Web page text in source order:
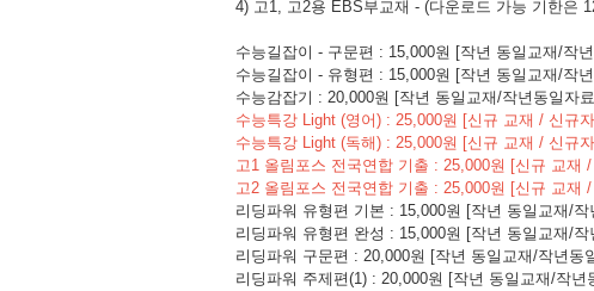
4) 고1, 고2용 EBS부교재 - (다운로드 가능 기한은
수능길잡이 - 구문편 : 15,000원 [작년 동일교재/작
수능길잡이 - 유형편 : 15,000원 [작년 동일교재/작
수능감잡기 : 20,000원 [작년 동일교재/작년동일자
수능특강 Light (영어) : 25,000원 [신규 교재 / 신규
수능특강 Light (독해) : 25,000원 [신규 교재 / 신규
고1 올림포스 전국연합 기출 : 25,000원 [신규 교재
고2 올림포스 전국연합 기출 : 25,000원 [신규 교재
리딩파워 유형편 기본 : 15,000원 [작년 동일교재/작
리딩파워 유형편 완성 : 15,000원 [작년 동일교재/작
리딩파워 구문편 : 20,000원 [작년 동일교재/작년동
리딩파워 주제편(1) : 20,000원 [작년 동일교재/작년